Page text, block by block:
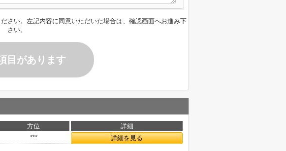
さい。左記内容に同意いただいた場合は、確認画面へお進み下
さい。
目があります
方位
詳細
*** 詳細を見る